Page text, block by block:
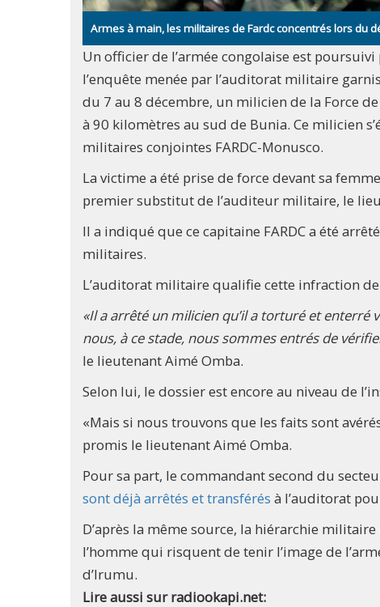
Armes à main, les militaires de Fardc concentrés lors du
Un officier de l’armée congolaise est
l’enquête menée par l’auditorat militaire
du 7 au 8 décembre, un milicien de la Force
à 90 kilomètres au sud de Bunia. Ce milicien
militaires conjointes FARDC-Monusco.
La victime a été prise de force devant sa
premier substitut de l’auditeur militaire, le
Il a indiqué que ce capitaine FARDC a été
militaires.
L’auditorat militaire qualifie cette infraction
«Il a arrêté un milicien qu’il a torturé et enterré
nous, à ce stade, nous sommes entrés de
le lieutenant Aimé Omba.
Selon lui, le dossier est encore au niveau de
«Mais si nous trouvons que les faits sont
promis le lieutenant Aimé Omba.
Pour sa part, le commandant second du
sont déjà arrêtés et transférés à l’auditorat
D’après la même source, la hiérarchie
l’homme qui risquent de tenir l’image de
d’Irumu.​
Lire aussi sur radiookapi.net: